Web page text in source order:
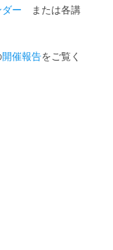
ー または各講
開催報告をご覧く